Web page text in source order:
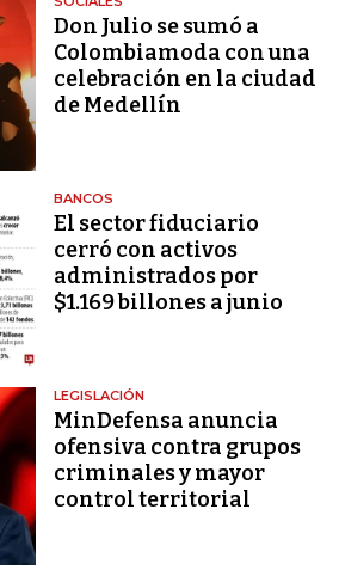
Don Julio se sumó a
Colombiamoda con una
celebración en la ciudad
de Medellín
BANCOS
El sector fiduciario
cerró con activos
administrados por
$1.169 billones a junio
LEGISLACIÓN
MinDefensa anuncia
ofensiva contra grupos
criminales y mayor
control territorial